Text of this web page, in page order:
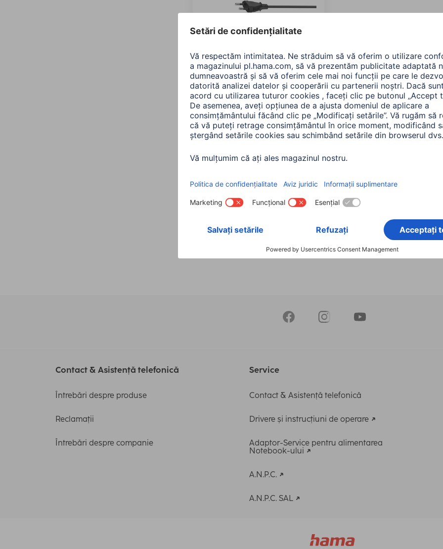
Hama Unitate de alimentare
universală USB-C, PD, 5-20V /
92W
00200007
(3)
350,90 RON
Contact & Asistență telefonică
Întrebări despre produse
Reclamații
Întrebări despre companie
Service
Contact & Asistență telefonică
Drivere și instrucțiuni de operare
Adaptor-Service pentru alimentarea
Notebook-ului
A.N.P.C.
A.N.P.C. SAL